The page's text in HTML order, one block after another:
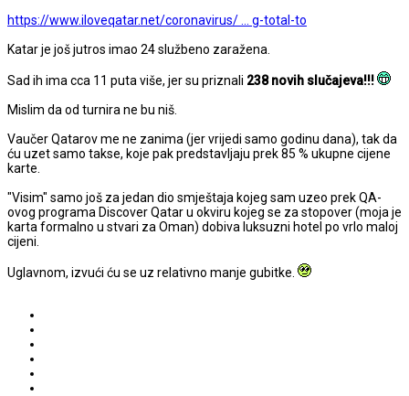
https://www.iloveqatar.net/coronavirus/ ... g-total-to
Katar je još jutros imao 24 službeno zaražena.
Sad ih ima cca 11 puta više, jer su priznali 238 novih slučajeva!!!
Mislim da od turnira ne bu niš.
Vaučer Qatarov me ne zanima (jer vrijedi samo godinu dana), tak da
ću uzet samo takse, koje pak predstavljaju prek 85 % ukupne cijene
karte.
"Visim" samo još za jedan dio smještaja kojeg sam uzeo prek QA-
ovog programa Discover Qatar u okviru kojeg se za stopover (moja je
karta formalno u stvari za Oman) dobiva luksuzni hotel po vrlo maloj
cijeni.
Uglavnom, izvući ću se uz relativno manje gubitke.